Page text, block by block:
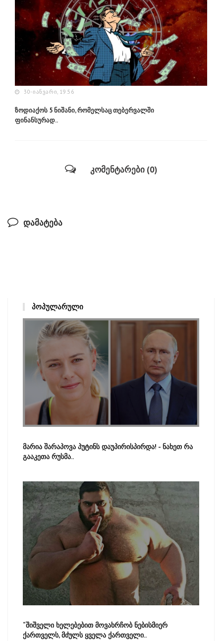
30-ᲘᲐᲜᲕᲐᲠᲘ, 19:56
ზოდიაქოს 5 ნიშანი, რომელსაც თებერვალში
ფინანსურად..
კომენტარები (0)
დამატება
ᲞᲝᲞᲣᲚᲐᲠᲣᲚᲘ
მარია შარაპოვა პუტინს დაუპირისპირდა! - ნახეთ რა
გააკეთა რუსმა..
“შიშველი ხელებებით მოვახრჩობ ნებისმიერ
ქართველს, მძულს ყველა ქართველი..